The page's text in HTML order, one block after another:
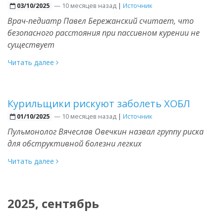
03/10/2025 —10 месяцев назад | Источник
Врач-педиатр Павел Бережанский считает, что
безопасного расстояния при пассивном курении не
существует
Читать далее
Курильщики рискуют заболеть ХОБЛ
01/10/2025 —10 месяцев назад | Источник
Пульмонолог Вячеслав Овечкин назвал группу риска
для обструктивной болезни легких
Читать далее
2025, сентябрь